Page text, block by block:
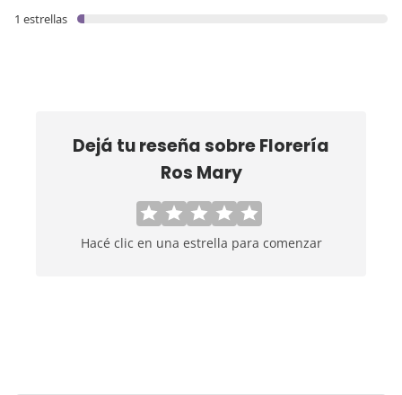
1 estrellas
Dejá tu reseña sobreFlorería
Ros Mary
Hacé clic en una estrella para comenzar